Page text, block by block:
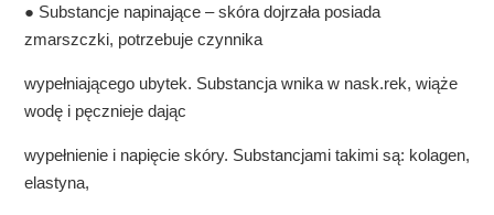
● Substancje napinające – skóra dojrzała posiada
zmarszczki, potrzebuje czynnika
wypełniającego ubytek. Substancja wnika w nask.rek, wiąże
wodę i pęcznieje dając
wypełnienie i napięcie skóry. Substancjami takimi są: kolagen,
elastyna,